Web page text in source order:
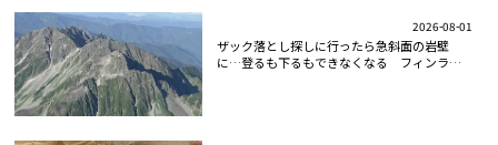
2026-08-01
ザック落とし探しに行ったら急斜面の岩壁
に…登るも下るもできなくなる フィンラン